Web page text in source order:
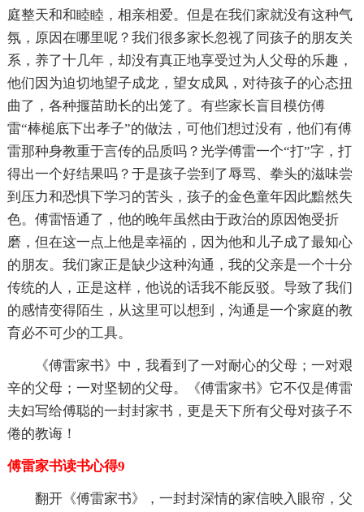
庭整天和和睦睦，相亲相爱。但是在我们家就没有这种气
氛，原因在哪里呢？我们很多家长忽视了同孩子的朋友关
系，养了十几年，却没有真正地享受过为人父母的乐趣，
他们因为迫切地望子成龙，望女成凤，对待孩子的心态扭
曲了，各种揠苗助长的出笼了。有些家长盲目模仿傅
雷“棒槌底下出孝子”的做法，可他们想过没有，他们有傅
雷那种身教重于言传的品质吗？光学傅雷一个“打”字，打
得出一个好结果吗？于是孩子尝到了辱骂、拳头的滋味尝
到压力和恐惧下学习的苦头，孩子的金色童年因此黯然失
色。傅雷悟通了，他的晚年虽然由于政治的原因饱受折
磨，但在这一点上他是幸福的，因为他和儿子成了最知心
的朋友。我们家正是缺少这种沟通，我的父亲是一个十分
传统的人，正是这样，他说的话我不能反驳。导致了我们
的感情变得陌生，从这里可以想到，沟通是一个家庭的教
育必不可少的工具。
《傅雷家书》中，我看到了一对耐心的父母；一对艰
辛的父母；一对坚韧的父母。《傅雷家书》它不仅是傅雷
夫妇写给傅聪的一封封家书，更是天下所有父母对孩子不
倦的教诲！
傅雷家书读书心得9
翻开《傅雷家书》，一封封深情的家信映入眼帘，父